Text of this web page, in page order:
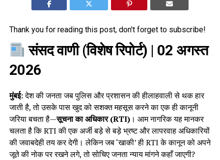
Thank you for reading this post, don't forget to subscribe!
संसद वाणी (विशेष रिपोर्ट) | 02 अगस्त
2026
मुंबई:देश की जनता जब पुलिस और प्रशासन की हीलाहवाली से थक हार
जाती है, तो उसके पास खुद को सशक्त महसूस करने का एक ही कानूनी
जरिया बचता है—सूचना का अधिकार (RTI)। आम नागरिक यह मानकर
चलता है कि RTI की एक अर्जी बड़े से बड़े भ्रष्ट और लापरवाह अधिकारियों
की जवाबदेही तय कर देगी। लेकिन जब ‘खाकी’ ही RTI के कानून को अपने
जूते की नोक पर रखने लगे, तो सोचिए जनता न्याय मांगने कहाँ जाएगी?